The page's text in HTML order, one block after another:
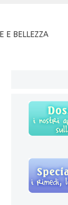
E BELLEZZA